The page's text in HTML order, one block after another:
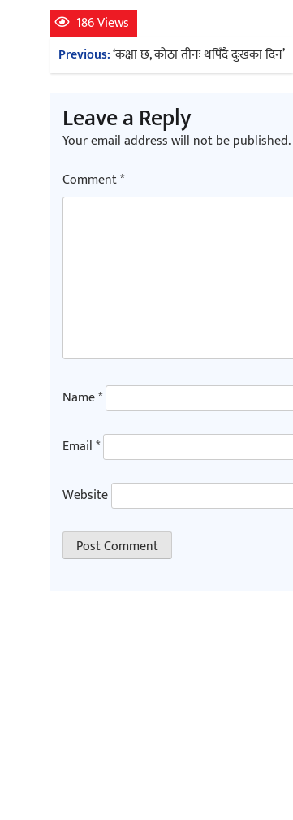
186 Views
Post
navigation
Previous:‘कक्षा छ, कोठा तीनः थपिँदै दुःखका दिन’
Leave a Reply
Your email address will not be published.
Comment*
Name*
Email*
Website